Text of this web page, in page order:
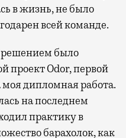
в жизнь, не было
всей команде.
было
проект Odor, первой
дипломная работа.
на последнем
практику в
барахолок, как